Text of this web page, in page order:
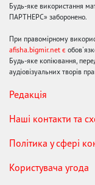
Будь-яке використання
ПАРТНЕРС» заборонено.
При правомірному
afisha.bigmir.net є
Будь-яке копіювання,
аудіовізуальних творів
Редакція
Наші контакти та
Політика у сфері
Користувача угода